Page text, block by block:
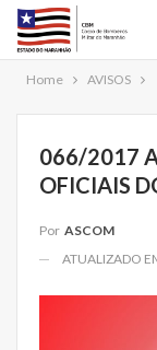
Home AVISOS
066/2017
OFICIAIS
Por ASCOM
ATUALIZADO